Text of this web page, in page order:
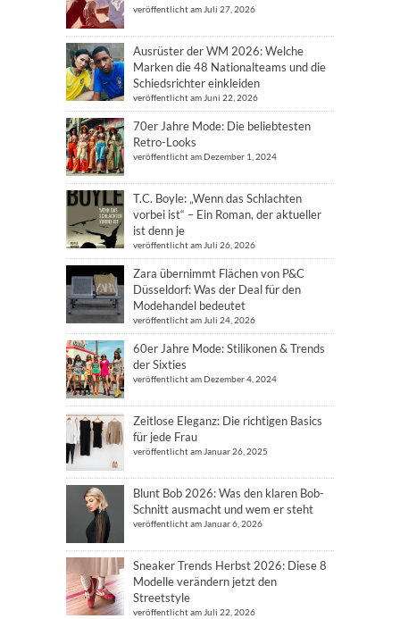
veröffentlicht am Juli 27, 2026
Ausrüster der WM 2026: Welche
Marken die 48 Nationalteams und die
Schiedsrichter einkleiden
veröffentlicht am Juni 22, 2026
70er Jahre Mode: Die beliebtesten
Retro-Looks
veröffentlicht am Dezember 1, 2024
T.C. Boyle: „Wenn das Schlachten
vorbei ist“ – Ein Roman, der aktueller
ist denn je
veröffentlicht am Juli 26, 2026
Zara übernimmt Flächen von P&C
Düsseldorf: Was der Deal für den
Modehandel bedeutet
veröffentlicht am Juli 24, 2026
60er Jahre Mode: Stilikonen & Trends
der Sixties
veröffentlicht am Dezember 4, 2024
Zeitlose Eleganz: Die richtigen Basics
für jede Frau
veröffentlicht am Januar 26, 2025
Blunt Bob 2026: Was den klaren Bob-
Schnitt ausmacht und wem er steht
veröffentlicht am Januar 6, 2026
Sneaker Trends Herbst 2026: Diese 8
Modelle verändern jetzt den
Streetstyle
veröffentlicht am Juli 22, 2026